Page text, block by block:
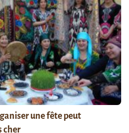
une fête peut
cher